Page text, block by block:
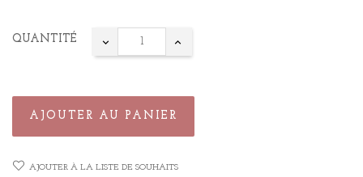
QUANTITÉ
AJOUTER AU PANIER
AJOUTER À LA LISTE DE SOUHAITS